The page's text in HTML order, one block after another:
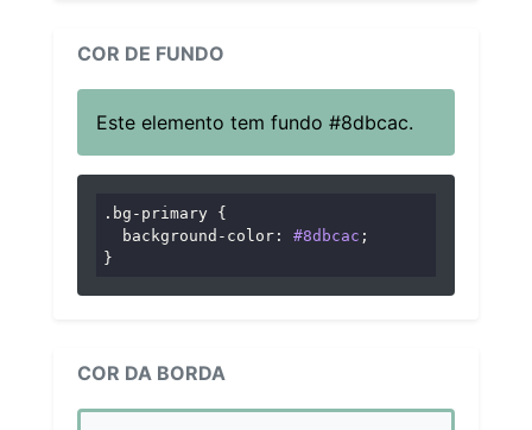
COR DE FUNDO
Este elemento tem fundo #8dbcac.
.bg-primary {
background-color : #8dbcac ;
}
COR DA BORDA